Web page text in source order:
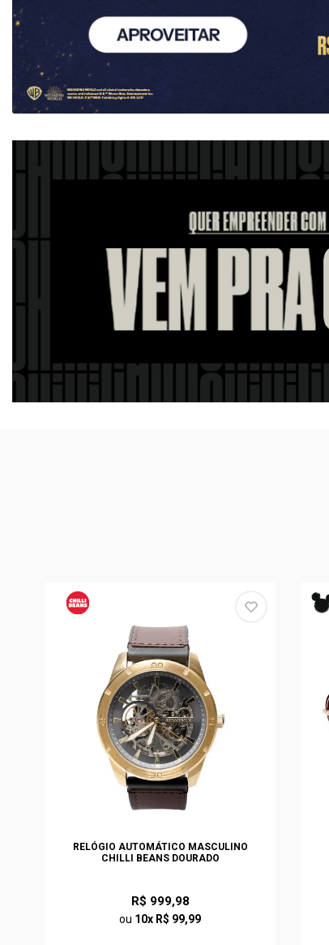
RELÓGIO AUTOMÁTICO MASCULINO
CHILLI BEANS DOURADO
R$ 999,98
ou 10x R$ 99,99